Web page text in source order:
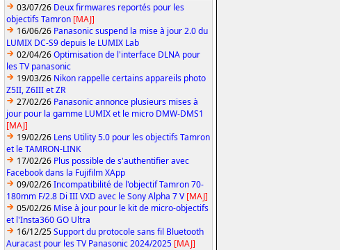
03/07/26 Deux firmwares reportés pour les
objectifs Tamron [MAJ]
16/06/26 Panasonic suspend la mise à jour 2.0 du
LUMIX DC-S9 depuis le LUMIX Lab
02/04/26Optimisation de l'interface DLNA pour
les TV panasonic
19/03/26 Nikon rappelle certains appareils photo
Z5II, Z6III et ZR
27/02/26 Panasonic annonce plusieurs mises à
jour pour la gamme LUMIX et le micro DMW-DMS1
[MAJ]
19/02/26 Lens Utility 5.0 pour les objectifs Tamron
et le TAMRON-LINK
17/02/26 Plus possible de s'authentifier avec
Facebook dans la Fujifilm XApp
09/02/26Incompatibilité de l'objectif Tamron 70-
180mm F/2.8 Di III VXD avec le Sony Alpha 7 V [MAJ]
05/02/26 Mise à jour pour le kit de micro-objectifs
et l'Insta360 GO Ultra
16/12/25Support du protocole sans fil Bluetooth
Auracast pour les TV Panasonic 2024/2025 [MAJ]